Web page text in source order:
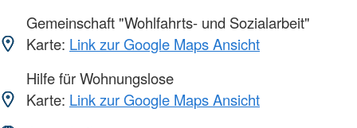
Gemeinschaft "Wohlfahrts- und Sozialarbeit"
Karte: Link zur Google Maps Ansicht
Hilfe für Wohnungslose
Karte: Link zur Google Maps Ansicht